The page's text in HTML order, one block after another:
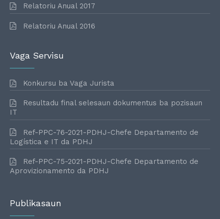
Relatoriu Anual 2017
Relatoriu Anual 2016
Vaga Servisu
Konkursu ba Vaga Jurista
Resultadu final selesaun dokumentus ba pozisaun
IT
Ref-PPC-76-2021-PDHJ-Chefe Departamento de
Logística e IT da PDHJ
Ref-PPC-75-2021-PDHJ-Chefe Departamento de
Aprovizionamento da PDHJ
Publikasaun